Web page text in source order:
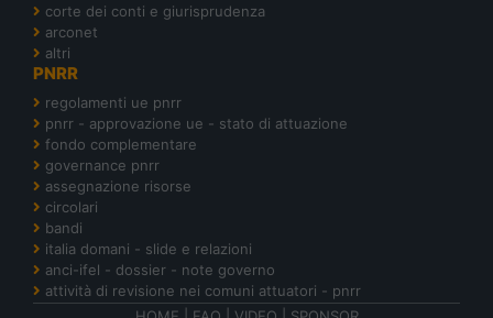
corte dei conti e giurisprudenza
arconet
altri
PNRR
regolamenti ue pnrr
pnrr - approvazione ue - stato di attuazione
fondo complementare
governance pnrr
assegnazione risorse
circolari
bandi
italia domani - slide e relazioni
anci-ifel - dossier - note governo
attività di revisione nei comuni attuatori - pnrr